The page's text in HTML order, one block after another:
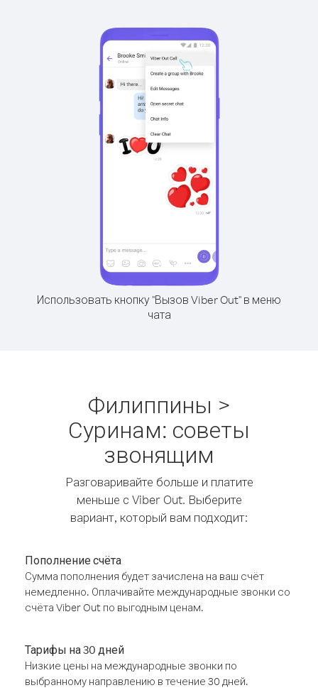
Использовать кнопку "Вызов Viber Out" в меню
чата
Филиппины >
Суринам: советы
звонящим
Разговаривайте больше и платите
меньше с Viber Out. Выберите
вариант, который вам подходит:
Пополнение счёта
Сумма пополнения будет зачислена на ваш счёт
немедленно. Оплачивайте международные звонки со
счёта Viber Out по выгодным ценам.
Тарифы на 30 дней
Низкие цены на международные звонки по
выбранному направлению в течение 30 дней.